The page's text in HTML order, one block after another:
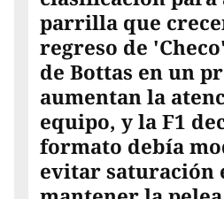
parrilla que
regreso de
de Bottas en un
aumentan la
equipo, y la F1
formato debía
evitar saturación